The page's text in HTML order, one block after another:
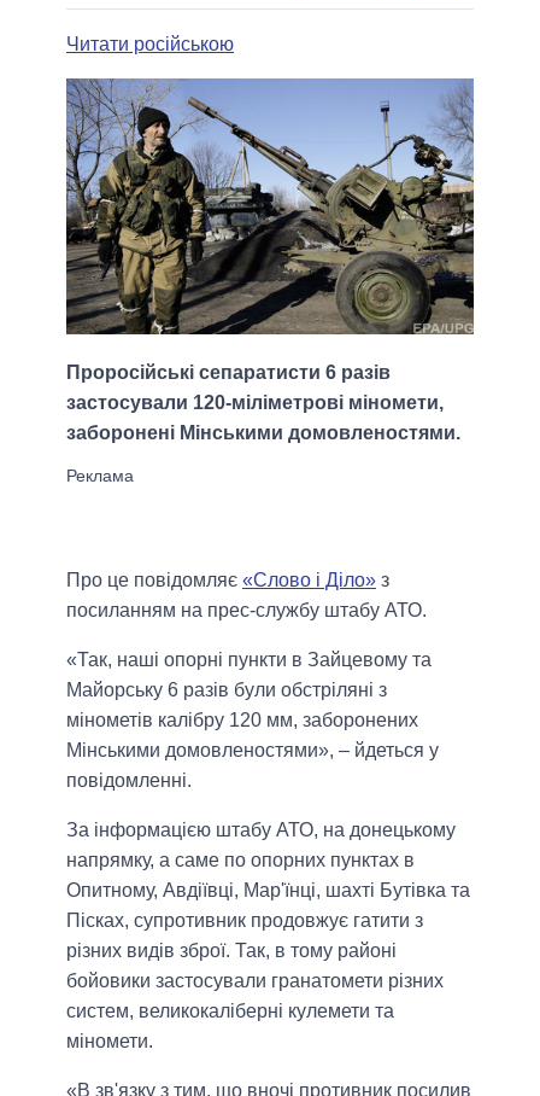
Читати російською
Проросійські сепаратисти 6 разів
застосували 120-міліметрові міномети,
заборонені Мінськими домовленостями.
Про це повідомляє «Слово і Діло» з
посиланням на прес-службу штабу АТО.
«Так, наші опорні пункти в Зайцевому та
Майорську 6 разів були обстріляні з
мінометів калібру 120 мм, заборонених
Мінськими домовленостями», – йдеться у
повідомленні.
За інформацією штабу АТО, на донецькому
напрямку, а саме по опорних пунктах в
Опитному, Авдіївці, Мар'їнці, шахті Бутівка та
Пісках, супротивник продовжує гатити з
різних видів зброї. Так, в тому районі
бойовики застосували гранатомети різних
систем, великокаліберні кулемети та
міномети.
«В зв'язку з тим, що вночі противник посилив